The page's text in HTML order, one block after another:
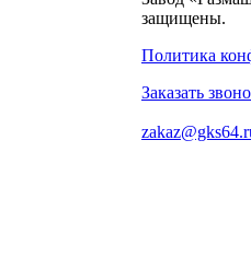
защищены.
Политика
Заказать